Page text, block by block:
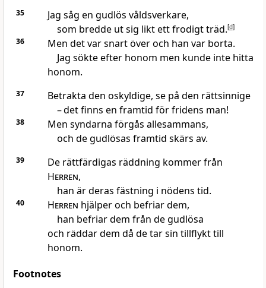
35
Jag såg en gudlös våldsverkare,
som bredde ut sig likt ett frodigt träd.[d]
36
Men det var snart över och han var borta.
Jag sökte efter honom men kunde inte hitta
honom.
37
Betrakta den oskyldige, se på den rättsinnige
– det finns en framtid för fridens man!
38
Men syndarna förgås allesammans,
och de gudlösas framtid skärs av.
39
De rättfärdigas räddning kommer från
Herren,
han är deras fästning i nödens tid.
40 Herren hjälper och befriar dem,
han befriar dem från de gudlösa
och räddar dem då de tar sin tillflykt till
honom.
Footnotes